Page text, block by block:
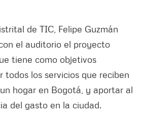
de TIC, Felipe Guzmán
el auditorio el proyecto
tiene como objetivos
todos los servicios que reciben
hogar en Bogotá, y aportar al
del gasto en la ciudad.